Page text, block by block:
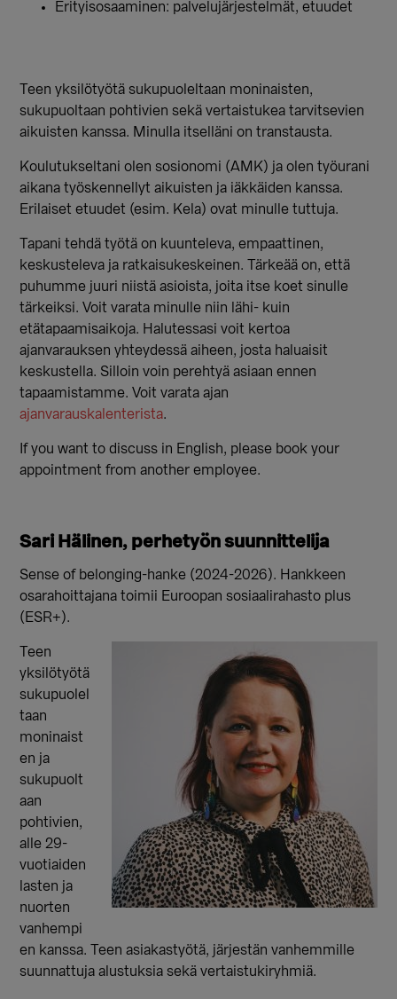
Erityisosaaminen: palvelujärjestelmät, etuudet
Teen yksilötyötä sukupuoleltaan moninaisten,
sukupuoltaan pohtivien sekä vertaistukea tarvitsevien
aikuisten kanssa. Minulla itselläni on transtausta.
Koulutukseltani olen sosionomi (AMK) ja olen työurani
aikana työskennellyt aikuisten ja iäkkäiden kanssa.
Erilaiset etuudet (esim. Kela) ovat minulle tuttuja.
Tapani tehdä työtä on kuunteleva, empaattinen,
keskusteleva ja ratkaisukeskeinen. Tärkeää on, että
puhumme juuri niistä asioista, joita itse koet sinulle
tärkeiksi. Voit varata minulle niin lähi- kuin
etätapaamisaikoja. Halutessasi voit kertoa
ajanvarauksen yhteydessä aiheen, josta haluaisit
keskustella. Silloin voin perehtyä asiaan ennen
tapaamistamme. Voit varata ajan
ajanvarauskalenterista.
If you want to discuss in English, please book your
appointment from another employee.
Sari Hälinen, perhetyön suunnittelija
Sense of belonging-hanke (2024-2026). Hankkeen
osarahoittajana toimii Euroopan sosiaalirahasto plus
(ESR+).
Teen
yksilötyötä
sukupuolel
taan
moninaist
en ja
sukupuolt
aan
pohtivien,
alle 29-
vuotiaiden
lasten ja
nuorten
vanhempi
en kanssa. Teen asiakastyötä, järjestän vanhemmille
suunnattuja alustuksia sekä vertaistukiryhmiä.